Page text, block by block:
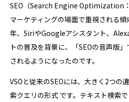
SEO（Search Engine Optimization
マーケティングの場面で重視される
年、SiriやGoogleアシスタント、
トの普及を背景に、「SEOの音声版
されるようになったのです。
VSOと従来のSEOには、大きく2つの
索クエリの形式 です。テキスト検索